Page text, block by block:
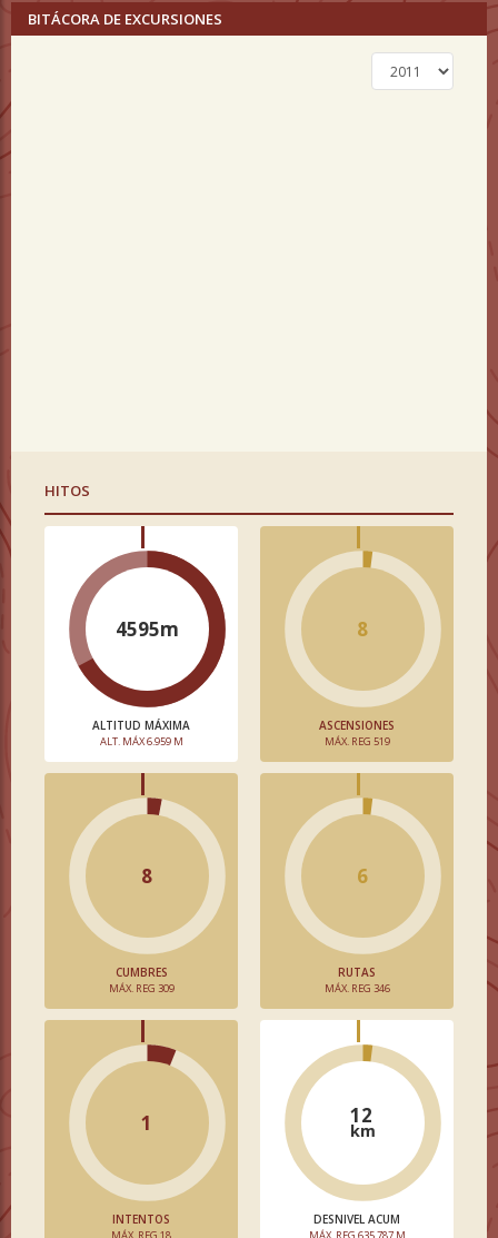
BITÁCORA DE EXCURSIONES
HITOS
4595m
ALTITUD MÁXIMA
ALT. MÁX 6.959 M
8
ASCENSIONES
MÁX. REG 519
8
CUMBRES
MÁX. REG 309
6
RUTAS
MÁX. REG 346
1
INTENTOS
12
km
DESNIVEL ACUM